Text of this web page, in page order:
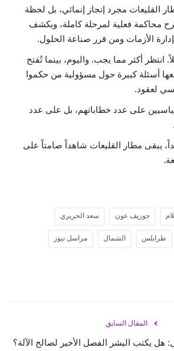
القليعات مجرد إنجاز إنمائي، بل لحظة
محاكمة فعلية لمرحلة كاملة، ويكشف
الأزمات ومن قرر صناعة الحلول.
انتظر أكثر مما يجب. واليوم، بينما تُفتح
أسئلة كبيرة حول مسؤولية من حكموا
لعقود.
على عدد خطاباتهم، بل على عدد
يبقى مطار القليعات شاهداً صامتاً على
جوزيف عون
سعد الحريري
طرابلس الشمال
مراسل نيوز
المقال السابق
هل يكتب البشر الفصل الأخير لصالح الآلة؟